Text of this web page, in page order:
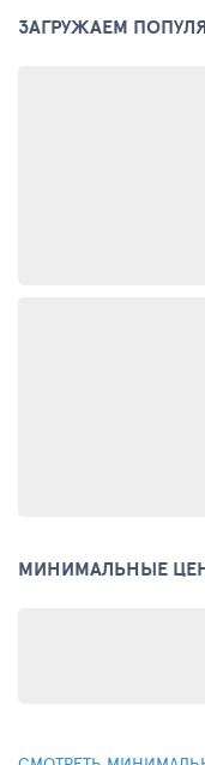
ЗАГРУЖАЕМ
МИНИМАЛЬНЫЕ